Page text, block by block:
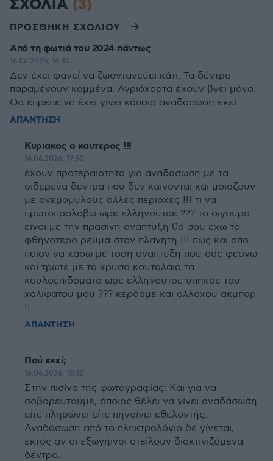
ΣΧΟΛΙΑ (3)
ΠΡΟΣΘΗΚΗ ΣΧΟΛΙΟΥ
Από τη φωτιά του 2024 πάντως
16.06.2026, 16:40
Δεν έχει φανεί να ζωαντανεύει κάτι. Τα δέντρα
παραμένουν καμμένα. Αγριόχορτα έχουν βγει μόνο.
Θα έπρεπε να έχει γίνει κάποια αναδάσωση εκεί.
ΑΠΑΝΤΗΣΗ
Κυριακος ο καυτερος !!!
16.06.2026, 17:50
εχουν προτεραιοτητα για αναδασωση με τα
σιδερενα δεντρα που δεν καιγονται και μοιαζουν
με ανεμομυλους αλλες περιοχες !!! τι να
πρωτοπρολαβω ωρε ελληνουτσε ??? το σιγουρο
ειναι με την πρασινη αναπτυξη θα σου εχω το
φθηνοτερο ρευμα στον πλανητη !!! πως και απο
ποιον να χασω με τοση αναπτυξη που σας φερνω
και τρωτε με τα χρυσα κουταλαια τα
κουλοεπιδοματα ωρε ελληνουτσε υπηκοε του
χαλιφατου μου ??? κερδαμε και αλλαχου ακμπαρ
!!
ΑΠΑΝΤΗΣΗ
Πού εκεί;
16.06.2026, 18:12
Στην πισίνα της φωτογραφίας; Και για να
σοβαρευτούμε, όποιος θέλει να γίνει αναδάσωση
είτε πληρώνει είτε πηγαίνει εθελοντής.
Αναδάσωση από το πληκτρολόγιο δε γίνεται,
εκτός αν οι εξωγήινοι στείλουν διακτινιζόμενα
δέντρα.